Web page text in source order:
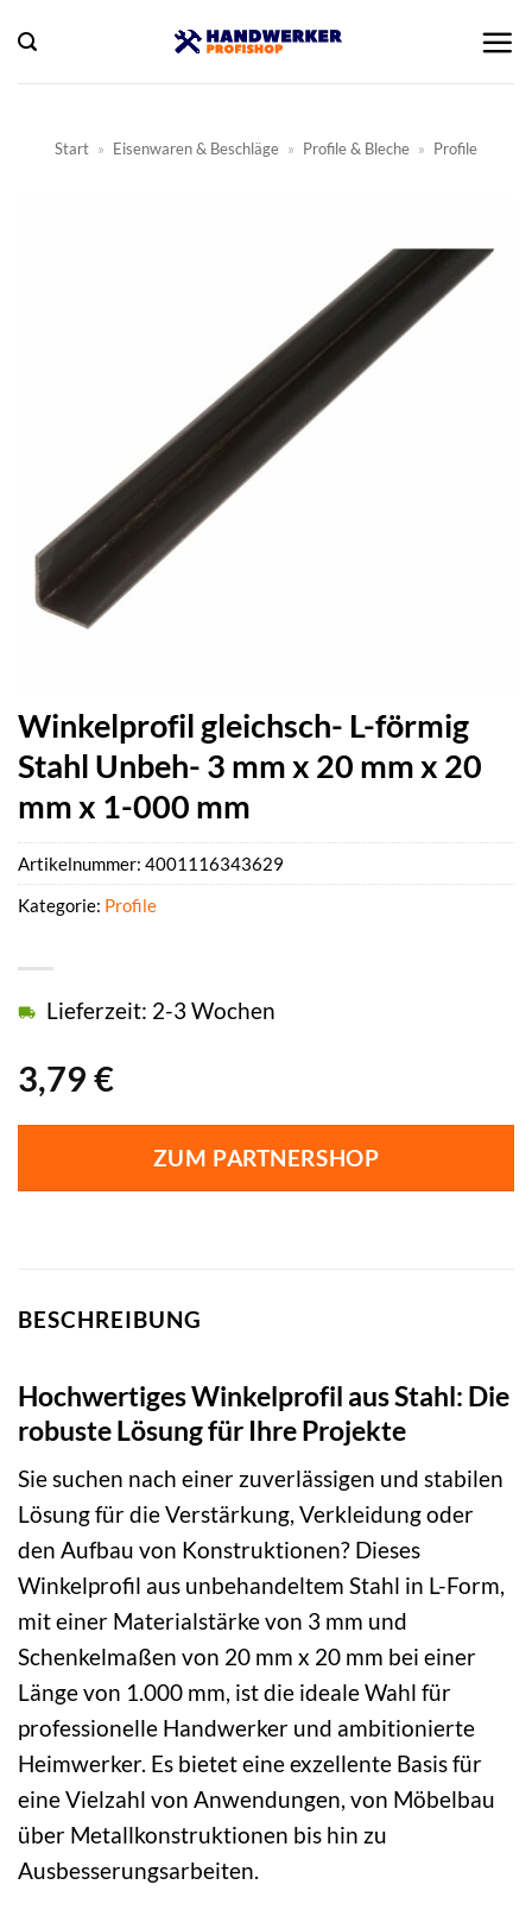
Inhalt
springen
Start » Eisenwaren & Beschläge » Profile & Bleche » Profile
Winkelprofil gleichsch- L-förmig
Stahl Unbeh- 3 mm x 20 mm x 20
mm x 1-000 mm
3,79 €
Lieferzeit: 2-3 Wochen
ZUM PARTNERSHOP
Artikelnummer: 4001116343629
Kategorie: Profile
BESCHREIBUNG
Hochwertiges Winkelprofil aus Stahl: Die
robuste Lösung für Ihre Projekte
Sie suchen nach einer zuverlässigen und stabilen
Lösung für die Verstärkung, Verkleidung oder
den Aufbau von Konstruktionen? Dieses
Winkelprofil aus unbehandeltem Stahl in L-Form,
mit einer Materialstärke von 3 mm und
Schenkelmaßen von 20 mm x 20 mm bei einer
Länge von 1.000 mm, ist die ideale Wahl für
professionelle Handwerker und ambitionierte
Heimwerker. Es bietet eine exzellente Basis für
eine Vielzahl von Anwendungen, von Möbelbau
über Metallkonstruktionen bis hin zu
Ausbesserungsarbeiten.